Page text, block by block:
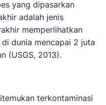
yang dipasarkan
adalah jenis
memperlihatkan
dunia mencapai 2 juta
(USGS, 2013).
terkontaminasi